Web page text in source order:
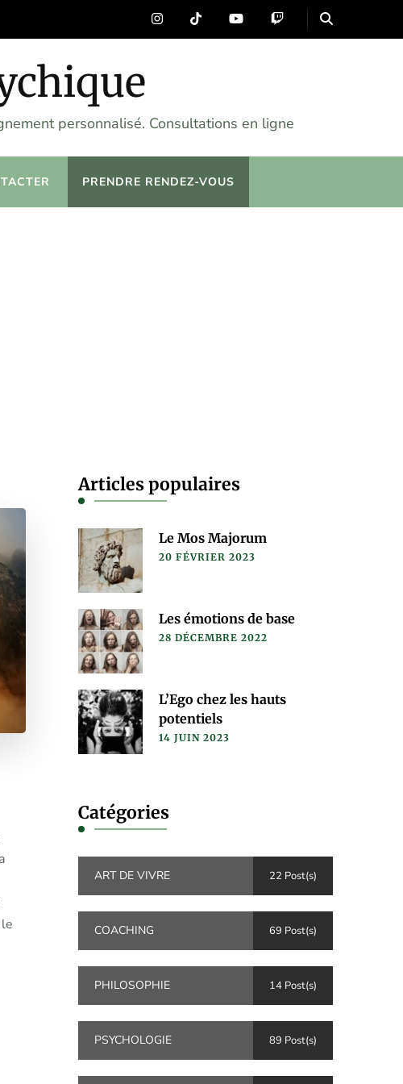
personnalisé. Consultations en ligne
PRENDRE RENDEZ-VOUS
Articles populaires
Le Mos Majorum
20 FÉVRIER 2023
Les émotions de base
28 DÉCEMBRE 2022
L’Ego chez les hauts
potentiels
14 JUIN 2023
Catégories
ART DE VIVRE 22 Post(s)
COACHING 69 Post(s)
PHILOSOPHIE 14 Post(s)
PSYCHOLOGIE 89 Post(s)